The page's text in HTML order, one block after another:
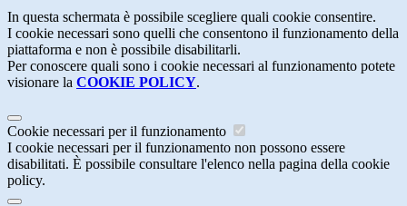
In questa schermata è possibile scegliere quali cookie consentire.
I cookie necessari sono quelli che consentono il funzionamento della
piattaforma e non è possibile disabilitarli.
Per conoscere quali sono i cookie necessari al funzionamento potete
visionare la COOKIE POLICY.
Cookie necessari per il funzionamento
I cookie necessari per il funzionamento non possono essere
disabilitati. È possibile consultare l'elenco nella pagina della cookie
policy.